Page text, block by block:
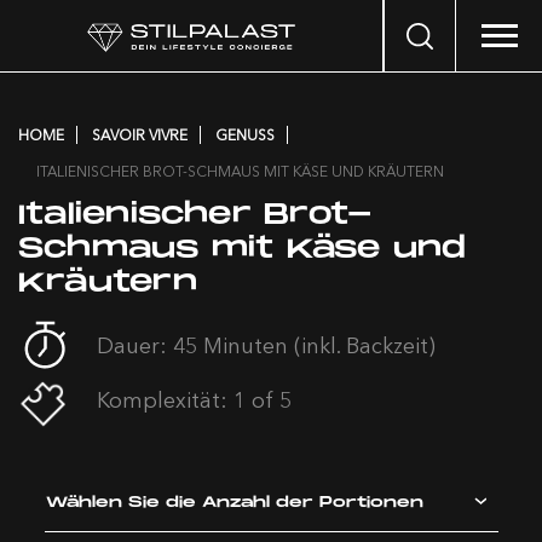
Search
HOME SAVOIR VIVRE
GENUSS
ITALIENISCHER BROT-SCHMAUS MIT KÄSE UND KRÄUTERN
Italienischer Brot-
Schmaus mit Käse und
Kräutern
Dauer: 45 Minuten (inkl. Backzeit)
Komplexität: 1 of 5
Wählen Sie die Anzahl der Portionen